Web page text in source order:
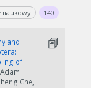
naukowy 140
and
of
Che,